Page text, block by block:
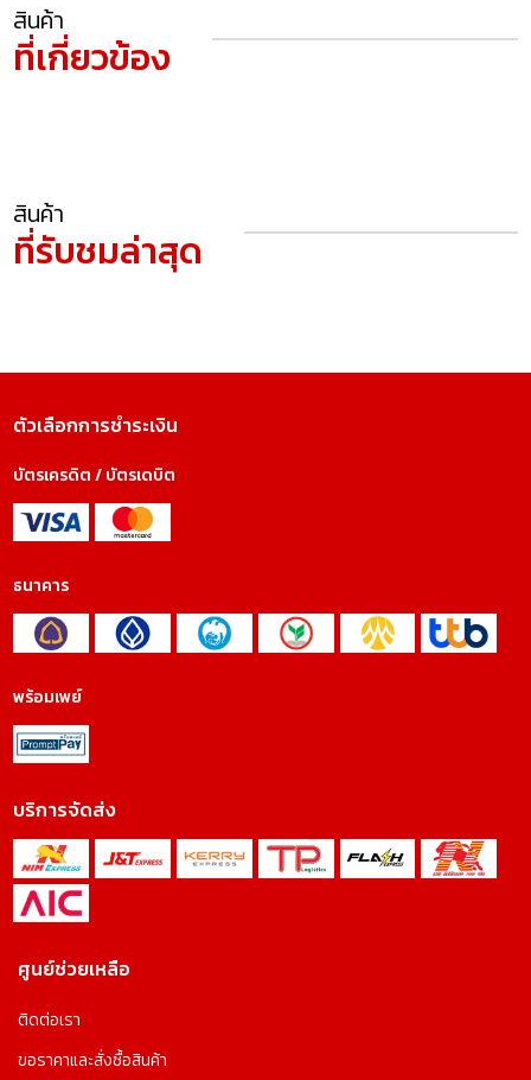
สินค้า
ที่เกี่ยวข้อง
สินค้า
ที่รับชมล่าสุด
ตัวเลือกการชำระเงิน
บัตรเครดิต / บัตรเดบิต
ธนาคาร
พร้อมเพย์
บริการจัดส่ง
ศูนย์ช่วยเหลือ
ติดต่อเรา
ขอราคาและสั่งซื้อสินค้า